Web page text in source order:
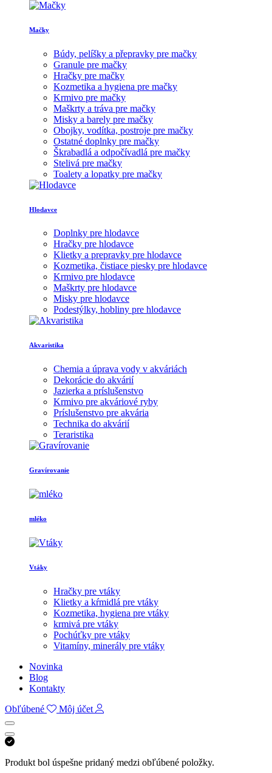
Mačky
Búdy, pelíšky a přepravky pre mačky
Granule pre mačky
Hračky pre mačky
Kozmetika a hygiena pre mačky
Krmivo pre mačky
Maškrty a tráva pre mačky
Misky a barely pre mačky
Obojky, vodítka, postroje pre mačky
Ostatné doplnky pre mačky
Škrabadlá a odpočívadlá pre mačky
Stelivá pre mačky
Toalety a lopatky pre mačky
Hlodavce
Doplnky pre hlodavce
Hračky pre hlodavce
Klietky a prepravky pre hlodavce
Kozmetika, čistiace piesky pre hlodavce
Krmivo pre hlodavce
Maškrty pre hlodavce
Misky pre hlodavce
Podestýlky, hobliny pre hlodavce
Akvaristika
Chemia a úprava vody v akváriách
Dekorácie do akvárií
Jazierka a príslušenstvo
Krmivo pre akváriové ryby
Príslušenstvo pre akvária
Technika do akvárií
Teraristika
Gravírovanie
mléko
Vtáky
Hračky pre vtáky
Klietky a kŕmidlá pre vtáky
Kozmetika, hygiena pre vtáky
krmivá pre vtáky
Pochúťky pre vtáky
Vitamíny, minerály pre vtáky
Novinka
Blog
Kontakty
Obľúbené
Môj účet
Produkt bol úspešne pridaný medzi obľúbené položky.